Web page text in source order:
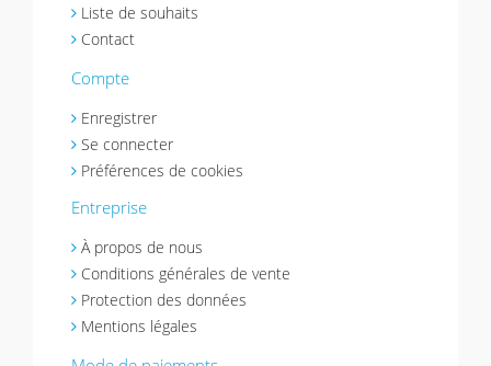
Liste de souhaits
Contact
Compte
Enregistrer
Se connecter
Préférences de cookies
Entreprise
À propos de nous
Conditions générales de vente
Protection des données
Mentions légales